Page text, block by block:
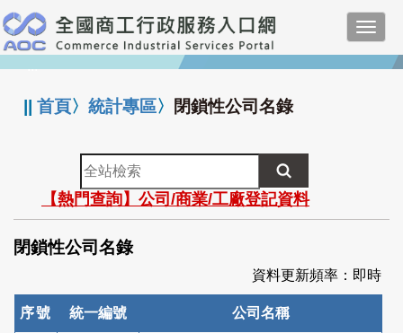
跳
到
主
要
:::
||首頁〉統計專區〉 閉鎖性公司名錄
全
站
檢
索
【熱門查詢】公司/商業/工廠登記資料
閉鎖性公司名錄
資料更新頻率：即時
序號 統一編號 公司名稱